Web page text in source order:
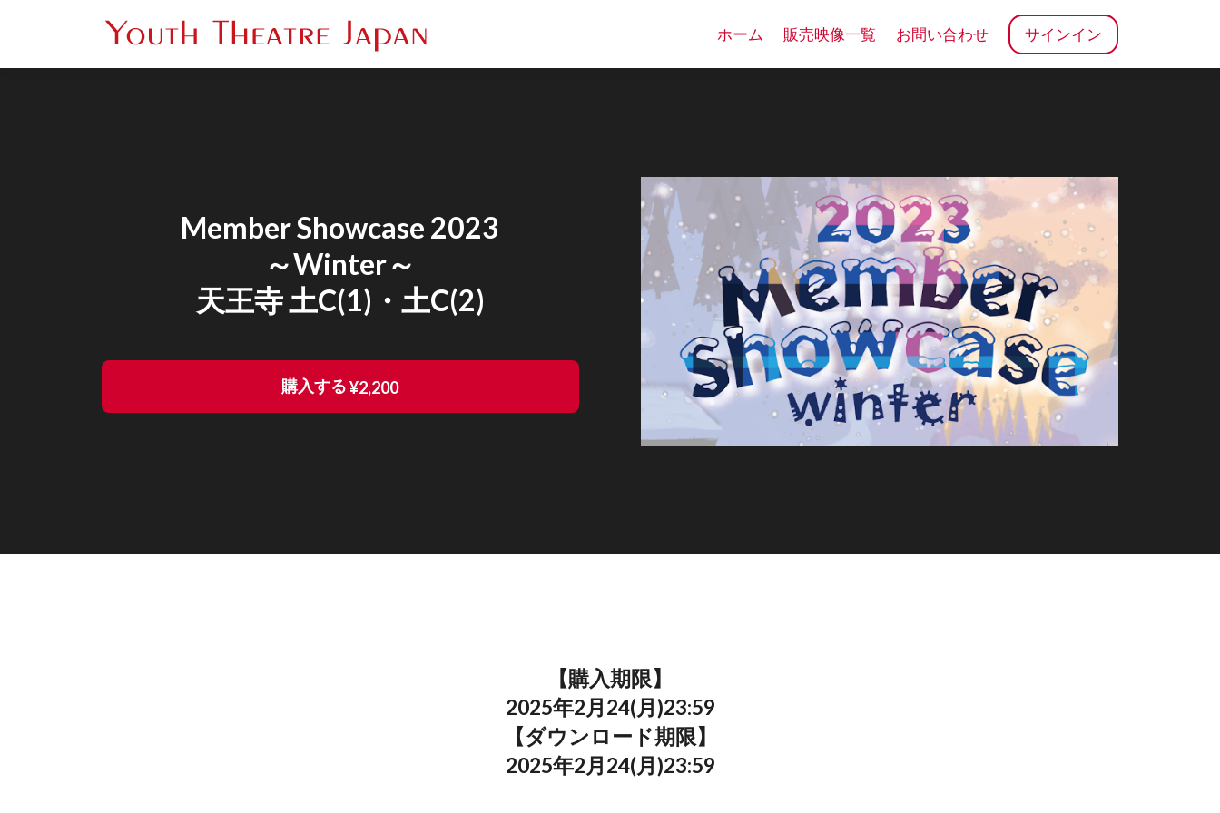
ホーム 販売映像一覧 お問い合わせ サインイン
Member Showcase 2023
～Winter～
天王寺 土C(1)・土C(2)
購入する¥2,200
【購入期限】
2025年2月24(月)23:59
【ダウンロード期限】
2025年2月24(月)23:59